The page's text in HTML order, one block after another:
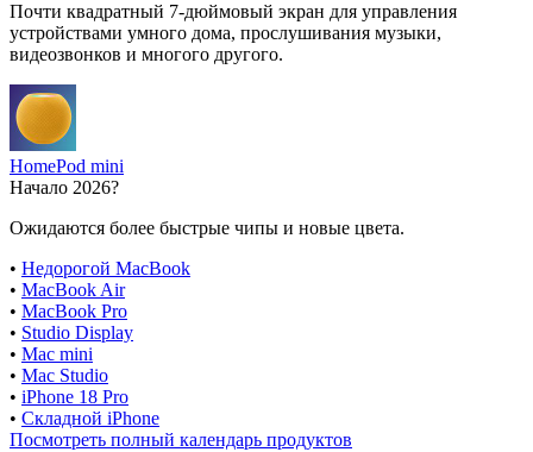
Почти квадратный 7-дюймовый экран для управления
устройствами умного дома, прослушивания музыки,
видеозвонков и многого другого.
HomePod mini
Начало 2026?
Ожидаются более быстрые чипы и новые цвета.
• Недорогой MacBook
• MacBook Air
• MacBook Pro
• Studio Display
• Mac mini
• Mac Studio
• iPhone 18 Pro
• Складной iPhone
Посмотреть полный календарь продуктов